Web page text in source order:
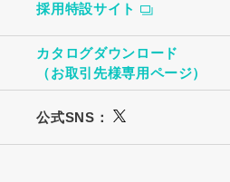
温泉たまご・ゆで卵
働く社員のために
会社概要
事業所・関連企業
中条たまご直売店
（株）ビッグエッグ札幌
（株）トーチク
採用特設サイト
カタログダウンロード
（お取引先様専用ページ）
公式SNS：